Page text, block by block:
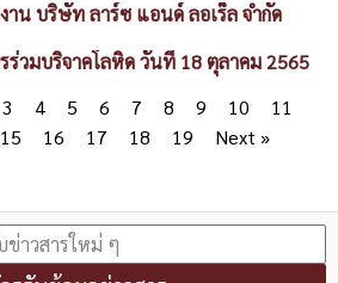
น บริษัท ลาร์ซ แอนด์ ลอเร็ล จำกัด
วมบริจาคโลหิด วันที่ 18 ตุลาคม 2565
3 4 5 6 7 8 9 10
11
15 16 17 18 19 Next »